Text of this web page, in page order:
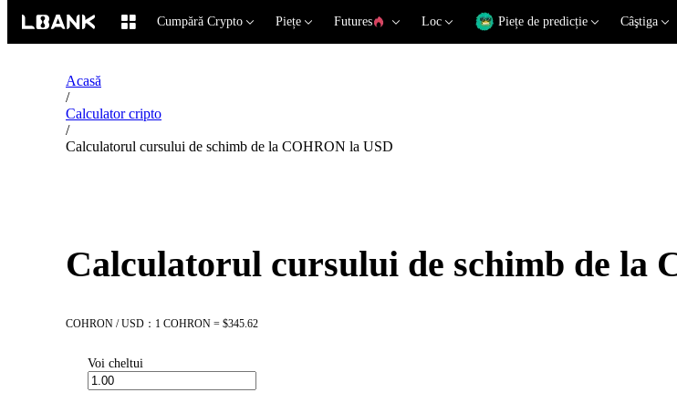
Cumpără Crypto Piețe Futures Loc Piețe de predicție Câştiga
Acasă
/
Calculator cripto
/
Calculatorul cursului de schimb de la COHRON la USD
Calculatorul cursului de schimb de la
COHRON / USD：1 COHRON = $345.62
Voi cheltui